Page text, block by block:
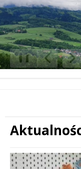
Poprzedni
❚❚
Treść